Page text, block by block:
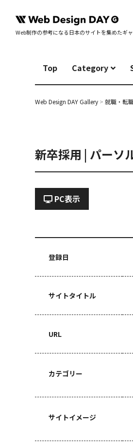
Web制作の参考になる日本のサイトを集めたギ
Top Category
Web Design DAY Gallery > 就職・転
新卒採用 | パーソ
PC表示
登録日
サイトタイトル
URL
カテゴリー
サイトイメージ